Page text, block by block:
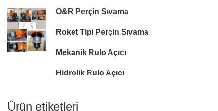
O&R Perçin Sıvama
Roket Tipi Perçin Sıvama
Mekanik Rulo Açıcı
Hidrolik Rulo Açıcı
Ürün etiketleri